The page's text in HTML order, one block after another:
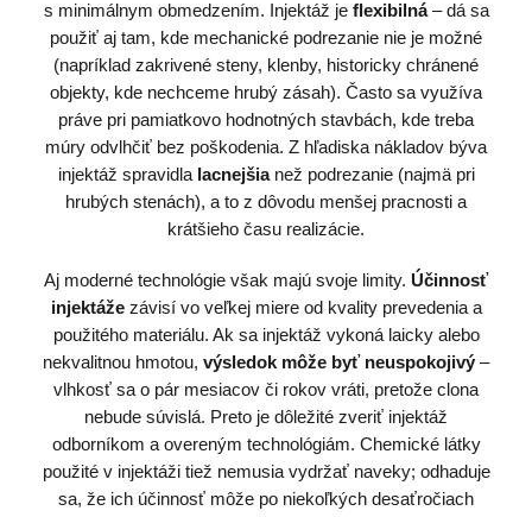
s minimálnym obmedzením. Injektáž je flexibilná– dá sa
použiť aj tam, kde mechanické podrezanie nie je možné
(napríklad zakrivené steny, klenby, historicky chránené
objekty, kde nechceme hrubý zásah). Často sa využíva
práve pri pamiatkovo hodnotných stavbách, kde treba
múry odvlhčiť bez poškodenia. Z hľadiska nákladov býva
injektáž spravidla lacnejšianež podrezanie (najmä pri
hrubých stenách), a to z dôvodu menšej pracnosti a
krátšieho času realizácie.
Aj moderné technológie však majú svoje limity. Účinnosť
injektážezávisí vo veľkej miere od kvality prevedenia a
použitého materiálu. Ak sa injektáž vykoná laicky alebo
nekvalitnou hmotou, výsledok môže byť neuspokojivý –
vlhkosť sa o pár mesiacov či rokov vráti, pretože clona
nebude súvislá. Preto je dôležité zveriť injektáž
odborníkom a overeným technológiám. Chemické látky
použité v injektáži tiež nemusia vydržať naveky; odhaduje
sa, že ich účinnosť môže po niekoľkých desaťročiach